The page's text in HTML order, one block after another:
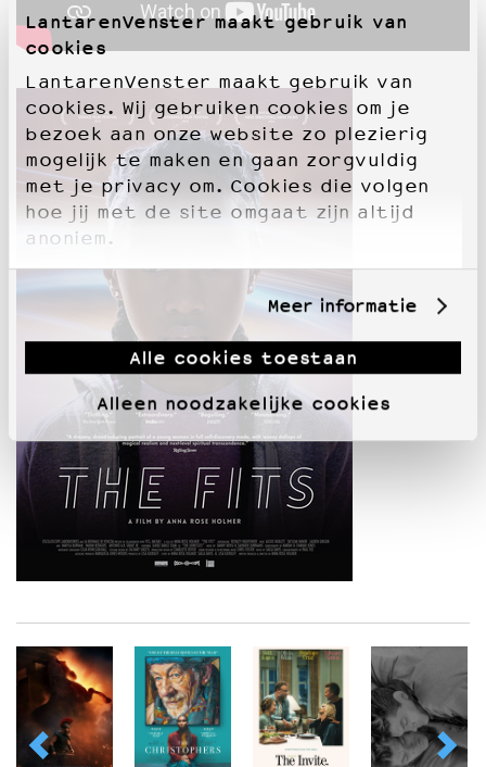
LantarenVenster maakt gebruik van
cookies
LantarenVenster maakt gebruik van
cookies. Wij gebruiken cookies om je
bezoek aan onze website zo plezierig
mogelijk te maken en gaan zorgvuldig
met je privacy om. Cookies die volgen
hoe jij met de site omgaat zijn altijd
anoniem.
Meer informatie
Alle cookies toestaan
Alleen noodzakelijke cookies